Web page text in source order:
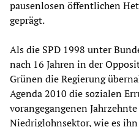
pausenlosen öffentlichen
geprägt.
Als die SPD 1998 unter
nach 16 Jahren in der
Grünen die Regierung
Agenda 2010 die sozialen
vorangegangenen
Niedriglohnsektor, wie es